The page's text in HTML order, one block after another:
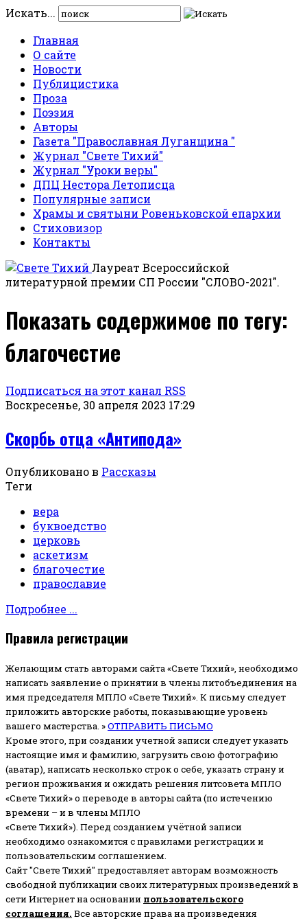
Искать...
Главная
О сайте
Новости
Публицистика
Проза
Поэзия
Авторы
Газета "Православная Луганщина "
Журнал "Свете Тихий"
Журнал "Уроки веры"
ДПЦ Нестора Летописца
Популярные записи
Храмы и святыни Ровеньковской епархии
Стиховизор
Контакты
Лауреат Всероссийской
литературной премии СП России "СЛОВО-2021".
Показать содержимое по тегу:
благочестие
Подписаться на этот канал RSS
Воскресенье, 30 апреля 2023 17:29
Скорбь отца «Антипода»
Опубликовано в Рассказы
Теги
вера
буквоедство
церковь
аскетизм
благочестие
православие
Подробнее ...
Правила регистрации
Желающим стать авторами сайта «Свете Тихий», необходимо
написать заявление о принятии в члены литобъединения на
имя председателя МПЛО «Свете Тихий». К письму следует
приложить авторские работы, показывающие уровень
вашего мастерства. »ОТПРАВИТЬ ПИСЬМО
Кроме этого, при создании учетной записи следует указать
настоящие имя и фамилию, загрузить свою фотографию
(аватар), написать несколько строк о себе, указать страну и
регион проживания и ожидать решения литсовета МПЛО
«Свете Тихий» о переводе в авторы сайта (по истечению
времени – и в члены МПЛО
«Свете Тихий»). Перед созданием учётной записи
необходимо ознакомится с правилами регистрации и
пользовательским соглашением.
Сайт "Свете Тихий" предоставляет авторам возможность
свободной публикации своих литературных произведений в
сети Интернет на основании пользовательского
соглашения. Все авторские права на произведения